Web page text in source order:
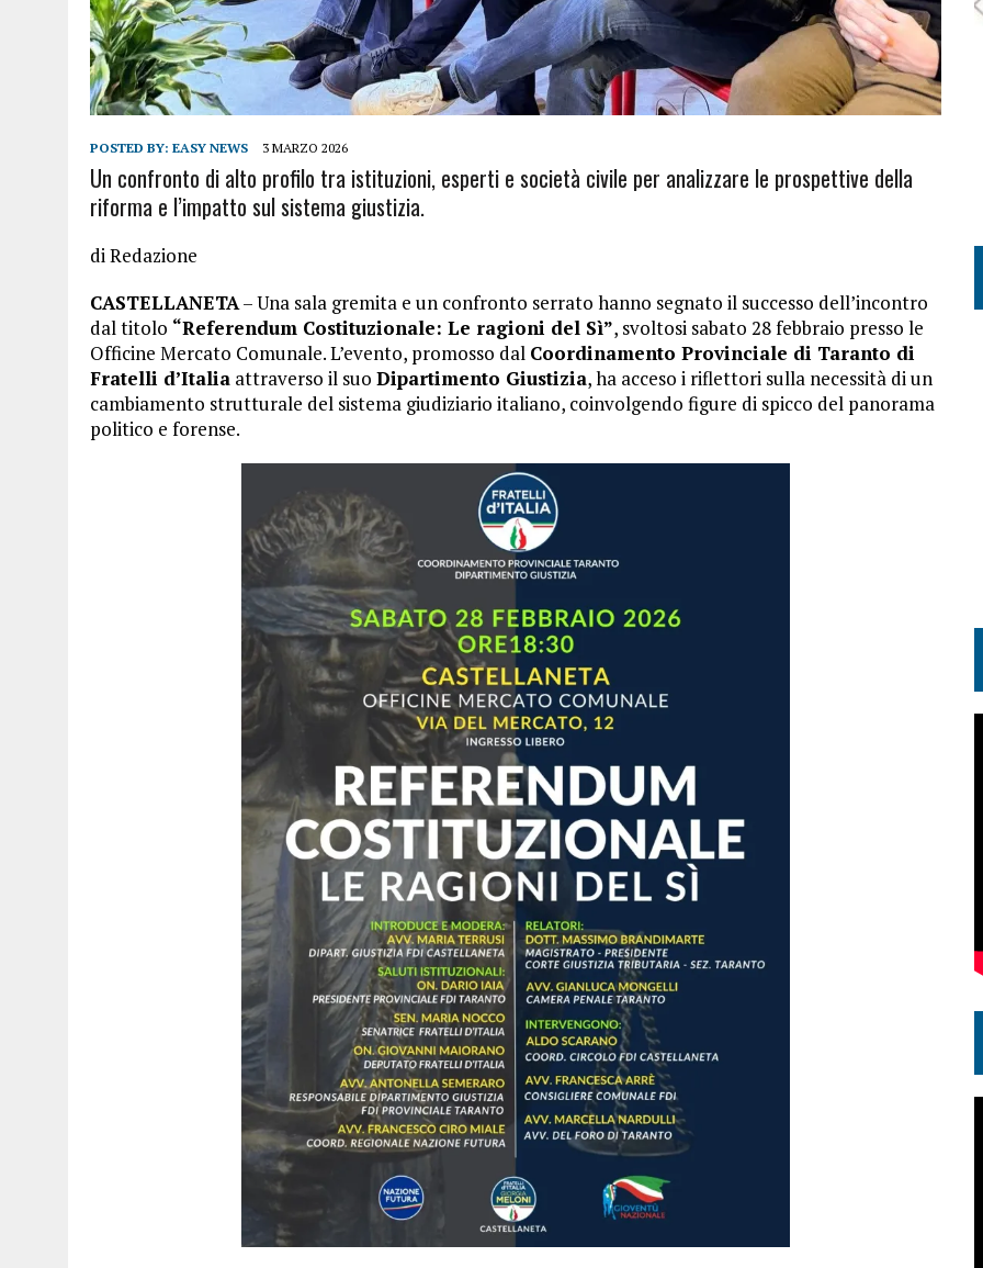
POSTED BY: EASY NEWS 3 MARZO 2026
Un confronto di alto profilo tra istituzioni, esperti e società civile per analizzare le prospettive della
riforma e l’impatto sul sistema giustizia.
di Redazione
CASTELLANETA– Una sala gremita e un confronto serrato hanno segnato il successo dell’incontro
dal titolo “Referendum Costituzionale: Le ragioni del Sì”, svoltosi sabato 28 febbraio presso le
Officine Mercato Comunale. L’evento, promosso dal Coordinamento Provinciale di Taranto di
Fratelli d’Italia attraverso il suo Dipartimento Giustizia, ha acceso i riflettori sulla necessità di un
cambiamento strutturale del sistema giudiziario italiano, coinvolgendo figure di spicco del panorama
politico e forense.